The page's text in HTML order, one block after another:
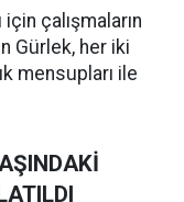
için çalışmaların
Gürlek, her iki
mensupları ile